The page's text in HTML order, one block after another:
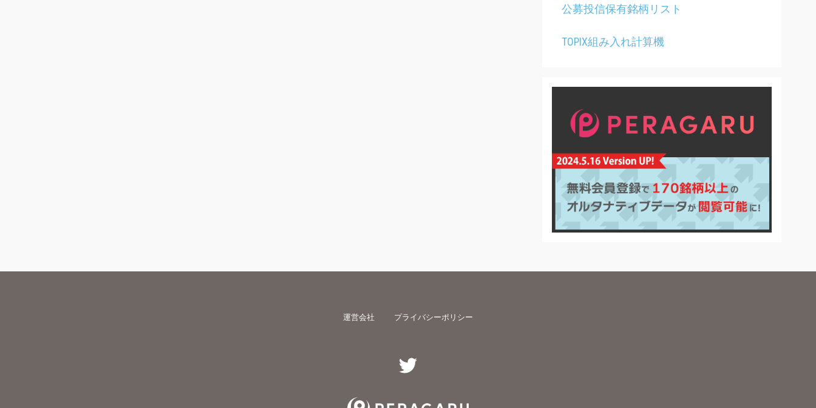
公募投信保有銘柄リスト
TOPIX組み入れ計算機
運営会社 プライバシーポリシー